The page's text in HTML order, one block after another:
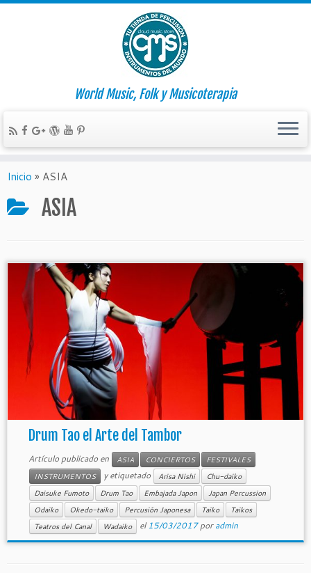
World Music, Folk y Musicoterapia
Inicio » ASIA
ASIA
Drum Tao el Arte del Tambor
Artículo publicado en ASIA CONCIERTOS
FESTIVALES
INSTRUMENTOS
y etiquetado Arisa Nishi
Chu-daiko
Daisuke Fumoto
Drum Tao Embajada Japon
Japan Percussion
Odaiko
Okedo-taiko Percusión Japonesa Taiko
Taikos
Teatros del Canal
Wadaiko el15/03/2017 poradmin